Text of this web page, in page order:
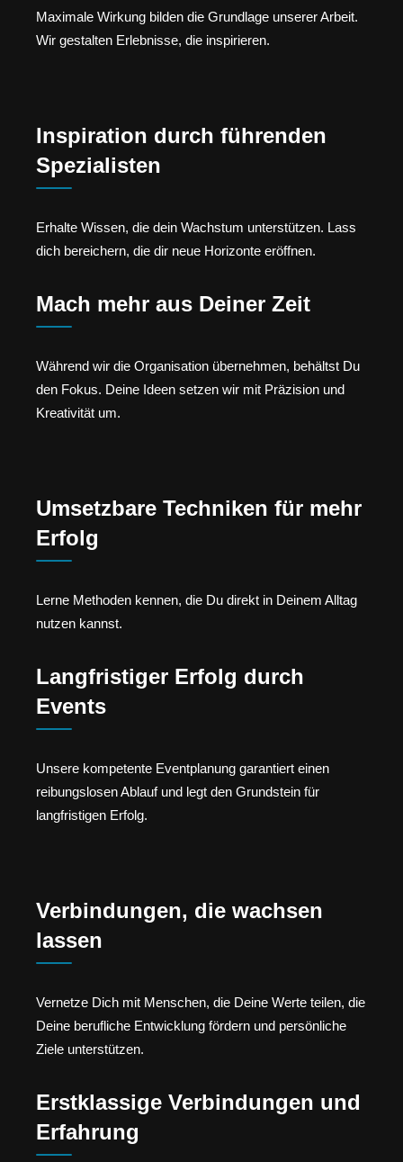
Maximale Wirkung bilden die Grundlage unserer Arbeit.
Wir gestalten Erlebnisse, die inspirieren.
Inspiration durch führenden
Spezialisten
Erhalte Wissen, die dein Wachstum unterstützen. Lass
dich bereichern, die dir neue Horizonte eröffnen.
Mach mehr aus Deiner Zeit
Während wir die Organisation übernehmen, behältst Du
den Fokus. Deine Ideen setzen wir mit Präzision und
Kreativität um.
Umsetzbare Techniken für mehr
Erfolg
Lerne Methoden kennen, die Du direkt in Deinem Alltag
nutzen kannst.
Langfristiger Erfolg durch
Events
Unsere kompetente Eventplanung garantiert einen
reibungslosen Ablauf und legt den Grundstein für
langfristigen Erfolg.
Verbindungen, die wachsen
lassen
Vernetze Dich mit Menschen, die Deine Werte teilen, die
Deine berufliche Entwicklung fördern und persönliche
Ziele unterstützen.
Erstklassige Verbindungen und
Erfahrung